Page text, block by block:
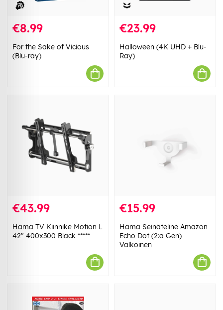
€8.99
For the Sake of Vicious
(Blu-ray)
€23.99
Halloween (4K UHD + Blu-
Ray)
€43.99
Hama TV Kiinnike Motion L
42" 400x300 Black *****
€15.99
Hama Seinäteline Amazon
Echo Dot (2:a Gen)
Valkoinen